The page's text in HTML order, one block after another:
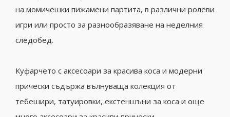
на момичешки пижамени партита, в различни ролеви
игри или просто за разнообразяване на неделния
следобед.
Куфарчето с аксесоари за красива коса и модерни
прически съдържа вълнуваща колекция от
тебешири, татуировки, екстеншъни за коса и още